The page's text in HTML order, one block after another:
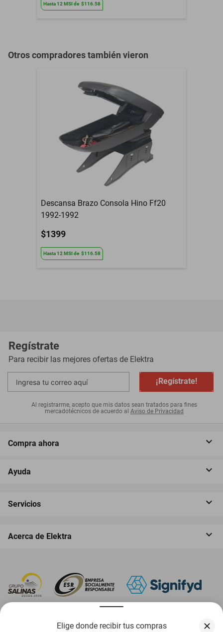
Elige donde recibir tus compras
Hasta12 MSIde $116.58
Otros compradores también vieron
Descansa Brazo Consola Hino Ff20
1992-1992
$1399
Hasta12 MSIde $116.58
Regístrate
Para recibir las mejores ofertas de Elektra
¡Regístrate!
Al registrarme, acepto que mis datos sean tratados para fines
mercadotécnicos de acuerdo al Aviso de Privacidad
Compra ahora
Ayuda
Servicios
Acerca de Elektra